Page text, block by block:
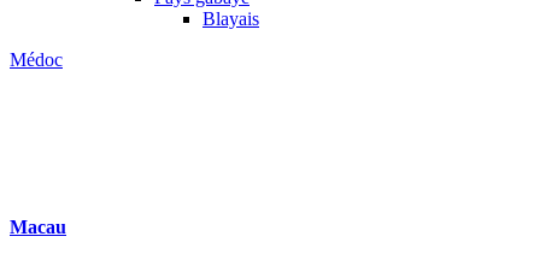
Blayais
Médoc
Macau